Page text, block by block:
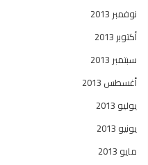
نوفمبر 2013
أكتوبر 2013
سبتمبر 2013
أغسطس 2013
يوليو 2013
يونيو 2013
مايو 2013